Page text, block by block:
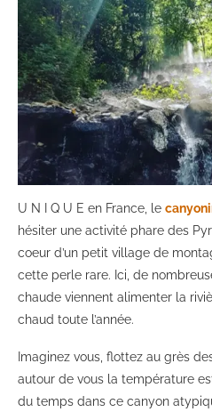
U N I Q U E en France, le
hésiter une activité phare des
coeur d’un petit village de
cette perle rare. Ici, de
chaude viennent alimenter la
chaud toute l’année.
Imaginez vous, flottez au grès
autour de vous la température
du temps dans ce canyon